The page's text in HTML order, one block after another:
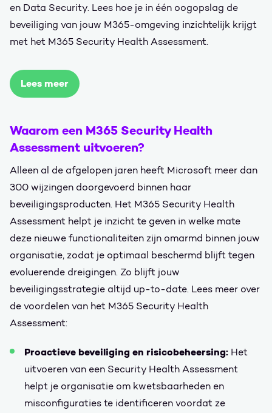
en Data Security. Lees hoe je in één oogopslag de
beveiliging van jouw M365-omgeving inzichtelijk krijgt
met het M365 Security Health Assessment.
Lees meer
Waarom een M365 Security Health
Assessment uitvoeren?
Alleen al de afgelopen jaren heeft Microsoft meer dan
300 wijzingen doorgevoerd binnen haar
beveiligingsproducten. Het M365 Security Health
Assessment helpt je inzicht te geven in welke mate
deze nieuwe functionaliteiten zijn omarmd binnen jouw
organisatie, zodat je optimaal beschermd blijft tegen
evoluerende dreigingen. Zo blijft jouw
beveiligingsstrategie altijd up-to-date. Lees meer over
de voordelen van het M365 Security Health
Assessment:
Proactieve beveiliging en risicobeheersing: Het
uitvoeren van een Security Health Assessment
helpt je organisatie om kwetsbaarheden en
misconfiguraties te identificeren voordat ze